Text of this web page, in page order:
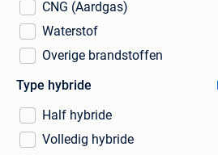
CNG (Aardgas)
Waterstof
Overige brandstoffen
Type hybride
Half hybride
Volledig hybride